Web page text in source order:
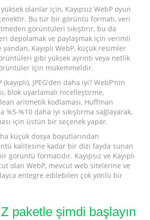
olanlar için, Kayıpsız WebP oyun
Bu tür bir görüntü formatı, veri
görüntüleri sıkıştırır, bu da
depolamak ve paylaşmak için verimli
Kayıplı WebP, küçük resimler
gibi yüksek ayrıntı veya netlik
için mükemmeldir.
JPEG'den daha iyi? WebP'nin
blok uyarlamalı nicelleştirme,
aritmetik kodlaması, Huffman
%5-%10 daha iyi sıkıştırma sağlayarak,
için üstün bir seçenek yapar.
küçük dosya boyutlarından
kalitesine kadar bir dizi fayda sunan
görüntü formatıdır. Kayıpsız ve Kayıplı
olan WebP, mevcut web sitelerine ve
entegre edilebilen çok yönlü bir
paketle şimdi başlayın